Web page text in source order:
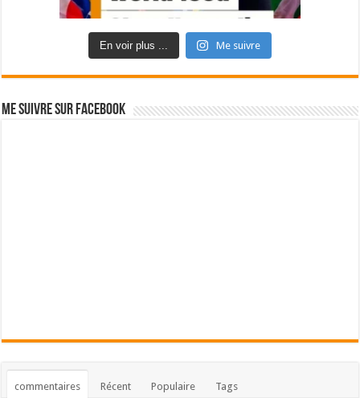
En voir plus ... Me suivre
Me suivre sur Facebook
commentaires Récent Populaire Tags